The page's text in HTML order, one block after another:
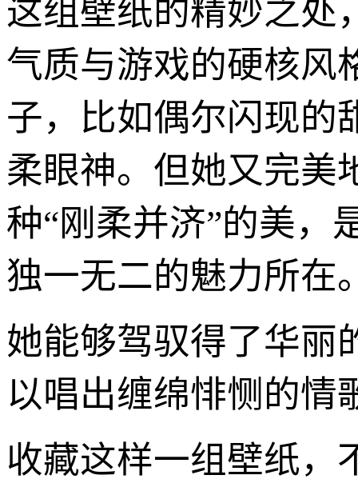
这组壁纸的精妙之处
气质与游戏的硬核风
子，比如偶尔闪现的
柔眼神。但她又完美
种“刚柔并济”的美，
独一无二的魅力所在
她能够驾驭得了华丽
以唱出缠绵悱恻的情
收藏这样一组壁纸，